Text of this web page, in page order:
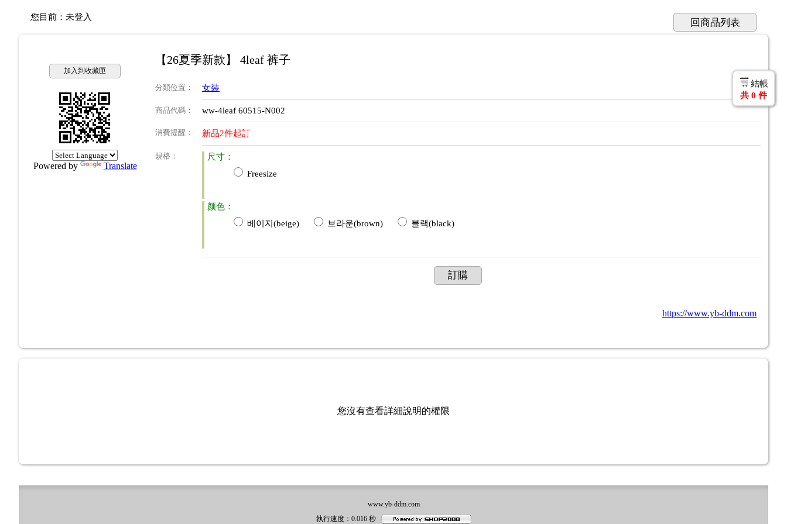
您目前： 未登入 回商品列表
加入到收藏匣
Powered by Translate
【26夏季新款】 4leaf 裤子
分類位置 ： 女裝
商品代碼 ： ww-4leaf 60515-N002
消費提醒 ： 新品2件起訂
規格 ：
尺寸：
Freesize
颜色：
베이지(beige)
브라운(brown) 블랙(black)
訂購
https://www.yb-ddm.com
結帳
共 0 件
您沒有查看詳細說明的權限
www.yb-ddm.com
執行速度：0.016 秒